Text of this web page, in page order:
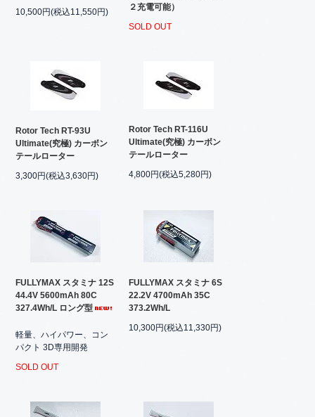
10,500円(税込11,550円)
２充電可能）
SOLD OUT
Rotor Tech RT-93U
Ultimate(究極) カーボン
テールローター
3,300円(税込3,630円)
Rotor Tech RT-116U
Ultimate(究極) カーボン
テールローター
4,800円(税込5,280円)
FULLYMAX スタミナ 12S
44.4V 5600mAh 80C
327.4Wh/L ロング型
軽量、ハイパワー、コン
パクト 3D専用開発
SOLD OUT
FULLYMAX スタミナ 6S
22.2V 4700mAh 35C
373.2Wh/L
10,300円(税込11,330円)